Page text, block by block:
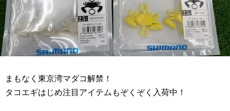
まもなく東京湾マダコ解禁！
タコエギはじめ注目アイテムもぞくぞく入荷中！